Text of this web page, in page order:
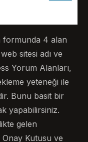
formunda 4 alan
sitesi adı ve
Yorum Alanları,
yeteneği ile
Bunu basit bir
yapabilirsiniz.
gelen
Onay Kutusu ve